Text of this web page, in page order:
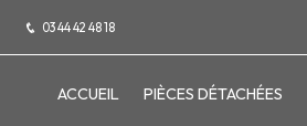
03 44 42 48 18
ACCUEIL PIÈCES DÉTACHÉES